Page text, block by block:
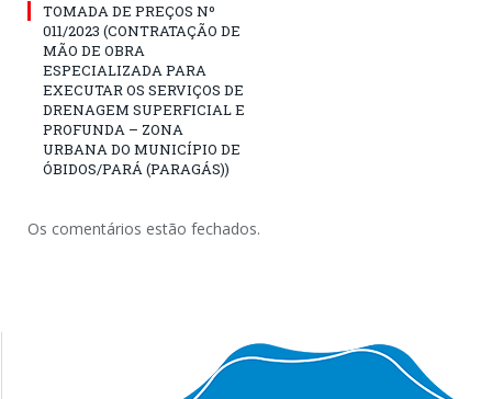
TOMADA DE PREÇOS Nº
011/2023 (CONTRATAÇÃO DE
MÃO DE OBRA
ESPECIALIZADA PARA
EXECUTAR OS SERVIÇOS DE
DRENAGEM SUPERFICIAL E
PROFUNDA – ZONA
URBANA DO MUNICÍPIO DE
ÓBIDOS/PARÁ (PARAGÁS))
Os comentários estão fechados.